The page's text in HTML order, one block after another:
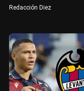
Redacción Diez